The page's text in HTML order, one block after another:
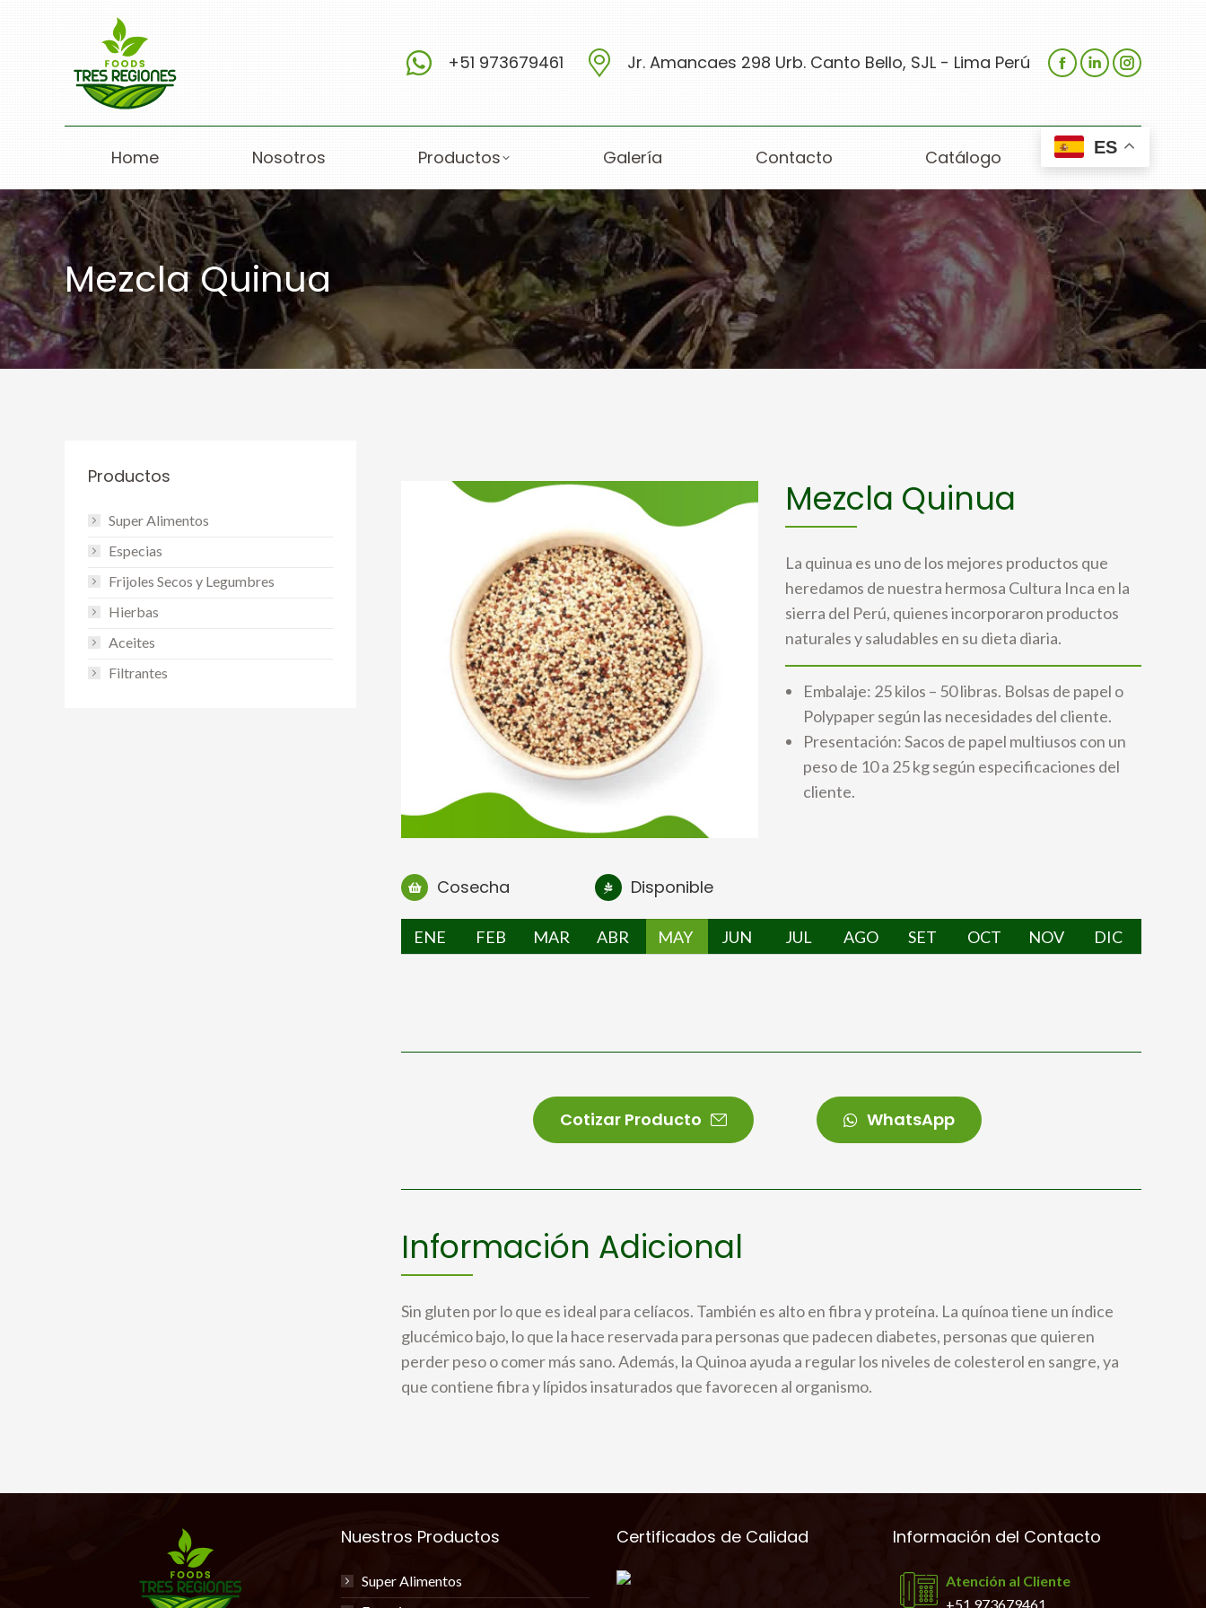
+51 973679461 Jr. Amancaes 298 Urb. Canto Bello, SJL - Lima Perú
Home Nosotros Productos Galería Contacto Catálogo ES
Mezcla Quinua
Mezcla Quinua
La quinua es uno de los mejores productos que
heredamos de nuestra hermosa Cultura Inca en la
sierra del Perú, quienes incorporaron productos
naturales y saludables en su dieta diaria.
Embalaje: 25 kilos – 50 libras. Bolsas de papel o
Polypaper según las necesidades del cliente.
Presentación: Sacos de papel multiusos con un
peso de 10 a 25 kg según especificaciones del
cliente.
Cosecha Disponible
ENE FEB MAR ABR MAY JUN JUL AGO SET OCT NOV DIC
Cotizar Producto WhatsApp
Información Adicional
Sin gluten por lo que es ideal para celíacos. También es alto en fibra y proteína. La quínoa tiene un índice
glucémico bajo, lo que la hace reservada para personas que padecen diabetes, personas que quieren
perder peso o comer más sano. Además, la Quinoa ayuda a regular los niveles de colesterol en sangre, ya
que contiene fibra y lípidos insaturados que favorecen al organismo.
Productos
Super Alimentos
Especias
Frijoles Secos y Legumbres
Hierbas
Aceites
Filtrantes
Nuestros Productos
Super Alimentos
Certificados de Calidad Información del Contacto
Atención al Cliente
+51 973679461